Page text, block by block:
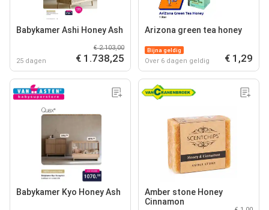
Babykamer Ashi Honey Ash
25 dagen
€ 2.103,00
€ 1.738,25
Arizona green tea honey
Bijna geldig
Over 6 dagen geldig € 1,29
Babykamer Kyo Honey Ash
Amber stone Honey
Cinnamon